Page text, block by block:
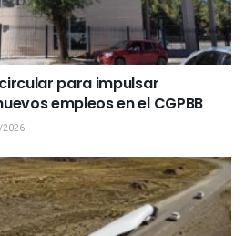
para impulsar
empleos en el CGPBB